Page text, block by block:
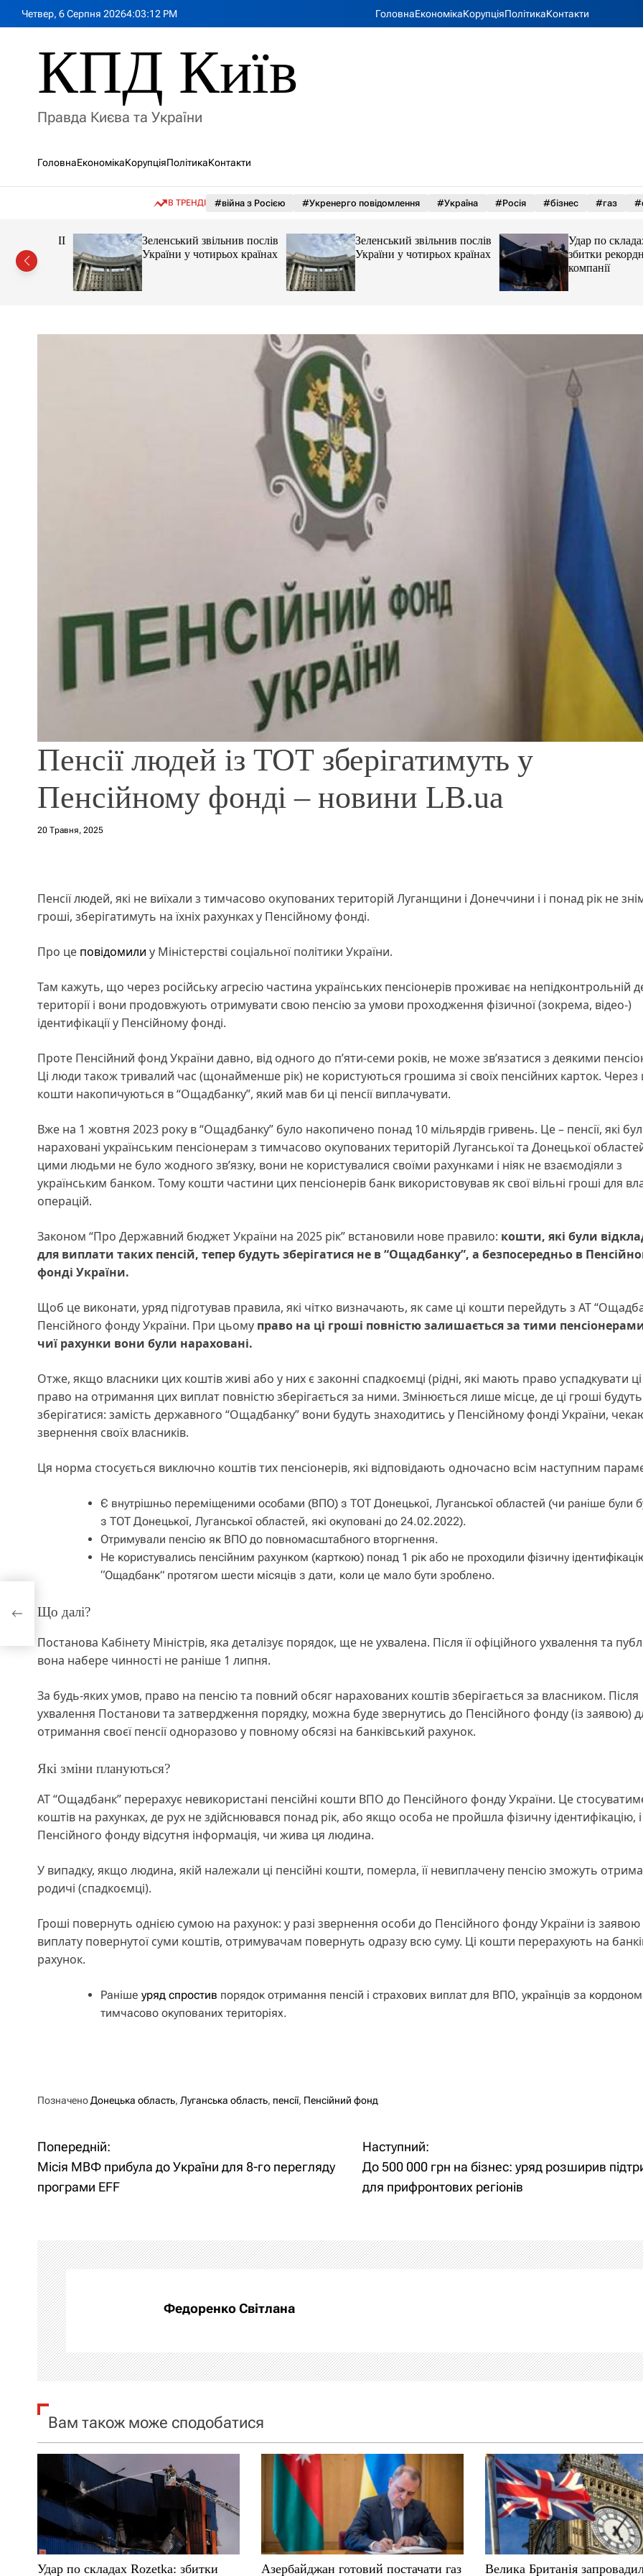
Четвер, 6 Серпня 20264:03:14 PM ГоловнаЕкономікаКорупціяПолітикаКонтакти
КПД Київ
Правда Києва та України
ГоловнаЕкономікаКорупціяПолітикаКонтакти
В ТРЕНДІ #війна з Росією #Укренерго повідомлення #Україна #Росія #бізнес #газ
Зеленський звільнив послів
України у чотирьох країнах
Зеленський звільнив послів
України у чотирьох країнах
Удар по складах
збитки рекордні
компанії
Пенсії людей із ТОТ зберігатимуть у
Пенсійному фонді – новини LB.ua
20 Травня, 2025
Пенсії людей, які не виїхали з тимчасово окупованих територій Луганщини і Донеччини і і понад рік не
гроші, зберігатимуть на їхніх рахунках у Пенсійному фонді.
Про це повідомили у Міністерстві соціальної політики України.
Там кажуть, що через російську агресію частина українських пенсіонерів проживає на непідконтрольній
території і вони продовжують отримувати свою пенсію за умови проходження фізичної (зокрема, відео-)
ідентифікації у Пенсійному фонді.
Проте Пенсійний фонд України давно, від одного до п’яти-семи років, не може зв’язатися з деякими
Ці люди також тривалий час (щонайменше рік) не користуються грошима зі своїх пенсійних карток. Через
кошти накопичуються в “Ощадбанку”, який мав би ці пенсії виплачувати.
Вже на 1 жовтня 2023 року в “Ощадбанку” було накопичено понад 10 мільярдів гривень. Це – пенсії, які
нараховані українським пенсіонерам з тимчасово окупованих територій Луганської та Донецької
цими людьми не було жодного зв’язку, вони не користувалися своїми рахунками і ніяк не взаємодіяли з
українським банком. Тому кошти частини цих пенсіонерів банк використовував як свої вільні гроші для
операцій.
Законом “Про Державний бюджет України на 2025 рік” встановили нове правило: кошти, які були
для виплати таких пенсій, тепер будуть зберігатися не в “Ощадбанку”, а безпосередньо в
фонді України.
Щоб це виконати, уряд підготував правила, які чітко визначають, як саме ці кошти перейдуть з АТ
Пенсійного фонду України. При цьому право на ці гроші повністю залишається за тими
чиї рахунки вони були нараховані.
Отже, якщо власники цих коштів живі або у них є законні спадкоємці (рідні, які мають право успадкувати
право на отримання цих виплат повністю зберігається за ними. Змінюється лише місце, де ці гроші будуть
зберігатися: замість державного “Ощадбанку” вони будуть знаходитись у Пенсійному фонді України,
звернення своїх власників.
Ця норма стосується виключно коштів тих пенсіонерів, які відповідають одночасно всім наступним
Є внутрішньо переміщеними особами (ВПО) з ТОТ Донецької, Луганської областей (чи раніше були
з ТОТ Донецької, Луганської областей, які окуповані до 24.02.2022).
Отримували пенсію як ВПО до повномасштабного вторгнення.
Не користувались пенсійним рахунком (карткою) понад 1 рік або не проходили фізичну
“Ощадбанк” протягом шести місяців з дати, коли це мало бути зроблено.
Що далі?
Постанова Кабінету Міністрів, яка деталізує порядок, ще не ухвалена. Після її офіційного ухвалення та
вона набере чинності не раніше 1 липня.
За будь-яких умов, право на пенсію та повний обсяг нарахованих коштів зберігається за власником. Після
ухвалення Постанови та затвердження порядку, можна буде звернутись до Пенсійного фонду (із заявою)
отримання своєї пенсії одноразово у повному обсязі на банківський рахунок.
Які зміни плануються?
АТ “Ощадбанк” перерахує невикористані пенсійні кошти ВПО до Пенсійного фонду України. Це
коштів на рахунках, де рух не здійснювався понад рік, або якщо особа не пройшла фізичну ідентифікацію,
Пенсійного фонду відсутня інформація, чи жива ця людина.
У випадку, якщо людина, якій належали ці пенсійні кошти, померла, її невиплачену пенсію зможуть
родичі (спадкоємці).
Гроші повернуть однією сумою на рахунок: у разі звернення особи до Пенсійного фонду України із
виплату повернутої суми коштів, отримувачам повернуть одразу всю суму. Ці кошти перерахують на
рахунок.
Раніше уряд спростив порядок отримання пенсій і страхових виплат для ВПО, українців за кордоном
тимчасово окупованих територіях.
Позначено Донецька область, Луганська область, пенсії, Пенсійний фонд
Н
а
і
г
а
ц
і
я
а
п
и
с
Попередній:
Місія МВФ прибула до України для 8-го перегляду
програми EFF
Наступний:
До 500 000 грн на бізнес: уряд розширив
для прифронтових регіонів
Федоренко Світлана
Вам також може сподобатися
Удар по складах Rozetka: збитки Азербайджан готовий постачати газ Велика Британія